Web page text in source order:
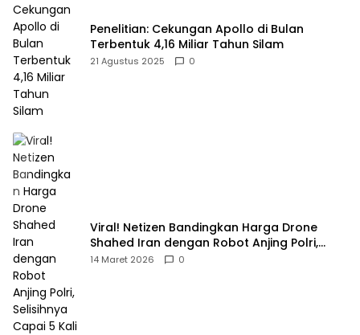
Penelitian: Cekungan Apollo di Bulan
Terbentuk 4,16 Miliar Tahun Silam
21 Agustus 2025 0
Viral! Netizen Bandingkan Harga Drone
Shahed Iran dengan Robot Anjing Polri,
Selisihnya Capai 5 Kali Lipat
14 Maret 2026 0